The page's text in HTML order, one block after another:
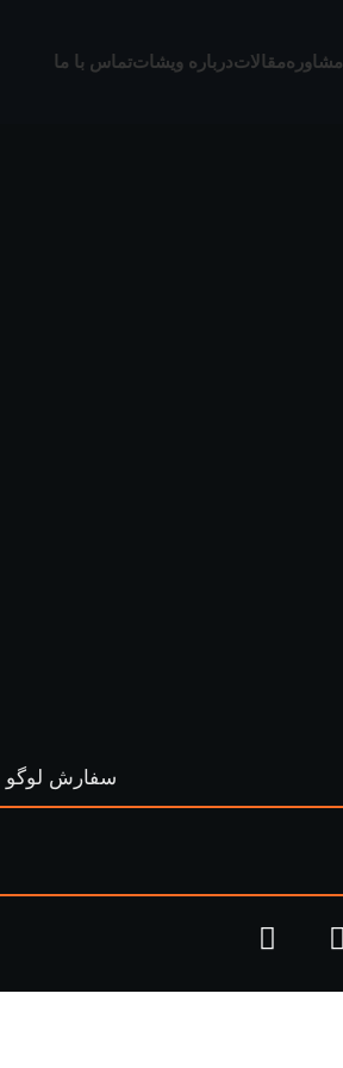
مشاورهمقالاتدرباره ویشاتتماس با ما
سفارش لوگو